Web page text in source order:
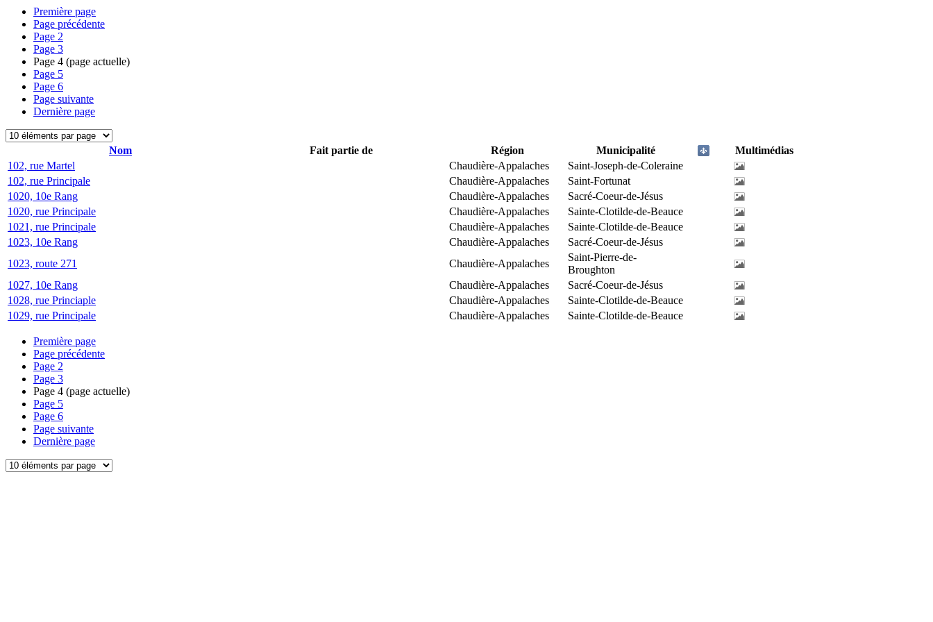
Première page
Page précédente
Page 2
Page 3
Page 4 (page actuelle)
Page 5
Page 6
Page suivante
Dernière page
Nom Fait partie de Région Municipalité
Multimédias
102, rue Martel
Chaudière-Appalaches
Saint-Joseph-de-Coleraine
102, rue Principale
Chaudière-Appalaches
Saint-Fortunat
1020, 10e Rang
Chaudière-Appalaches
Sacré-Coeur-de-Jésus
1020, rue Principale
Chaudière-Appalaches
Sainte-Clotilde-de-Beauce
1021, rue Principale
Chaudière-Appalaches
Sainte-Clotilde-de-Beauce
1023, 10e Rang
Chaudière-Appalaches
Sacré-Coeur-de-Jésus
1023, route 271
Chaudière-Appalaches
Saint-Pierre-de-
Broughton
1027, 10e Rang
Chaudière-Appalaches
Sacré-Coeur-de-Jésus
1028, rue Princiaple
Chaudière-Appalaches
Sainte-Clotilde-de-Beauce
1029, rue Principale
Chaudière-Appalaches Sainte-Clotilde-de-Beauce
Première page
Page précédente
Page 2
Page 3
Page 4 (page actuelle)
Page 5
Page 6
Page suivante
Dernière page